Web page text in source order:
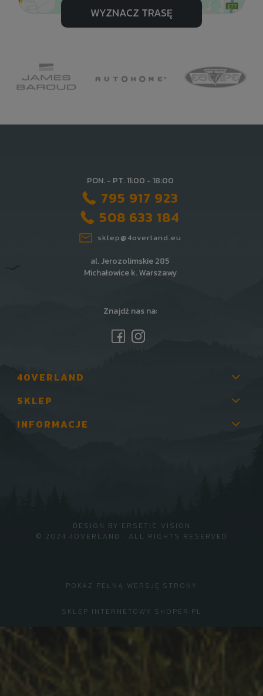
WYZNACZ TRASĘ
PON. - PT. 11:00 - 18:00
795 917 923
508 633 184
sklep@4overland.eu
al. Jerozolimskie 285
Michałowice k. Warszawy
Znajdź nas na:
4OVERLAND
SKLEP
INFORMACJE
© 2024 4OVERLAND · ALL RIGHTS RESERVED
DESIGN BY ERSETIC VISION
POKAŻ PEŁNĄ WERSJĘ STRONY
SKLEP INTERNETOWY SHOPER.PL